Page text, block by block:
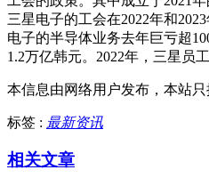
三星电子的工会在2022年和
电子的半导体业务去年巨亏超
1.2万亿韩元。2022年，三星员
本信息由网络用户发布， 本站只
标签 : 最新资讯
相关文章